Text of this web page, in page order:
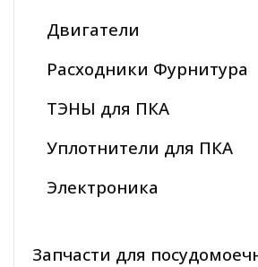
Двигатели
Расходники Фурнитура
ТЭНЫ для ПКА
Уплотнители для ПКА
Электроника
Запчасти для